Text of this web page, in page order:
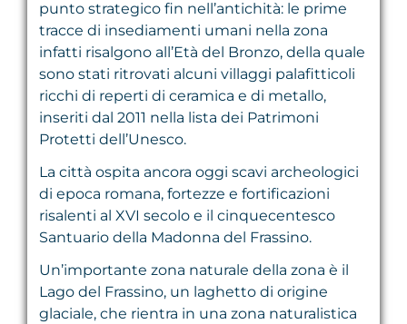
punto strategico fin nell’antichità: le prime
tracce di insediamenti umani nella zona
infatti risalgono all’Età del Bronzo, della quale
sono stati ritrovati alcuni villaggi palafitticoli
ricchi di reperti di ceramica e di metallo,
inseriti dal 2011 nella lista dei Patrimoni
Protetti dell’Unesco.
La città ospita ancora oggi scavi archeologici
di epoca romana, fortezze e fortificazioni
risalenti al XVI secolo e il cinquecentesco
Santuario della Madonna del Frassino.
Un’importante zona naturale della zona è il
Lago del Frassino, un laghetto di origine
glaciale, che rientra in una zona naturalistica